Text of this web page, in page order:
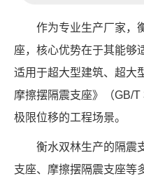
作为专业生产厂家，
座，核心优势在于其能够
适用于超大型建筑、超大
摩擦摆隔震支座》（GB/
极限位移的工程场景。
衡水双林生产的隔震
支座、摩擦摆隔震支座等